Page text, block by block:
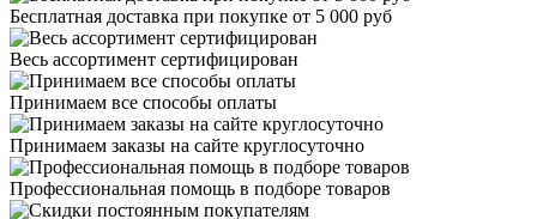
Бесплатная доставка при покупке от 5 000 руб
Весь ассортимент сертифицирован
Принимаем все способы оплаты
Принимаем заказы на сайте круглосуточно
Профессиональная помощь в подборе товаров